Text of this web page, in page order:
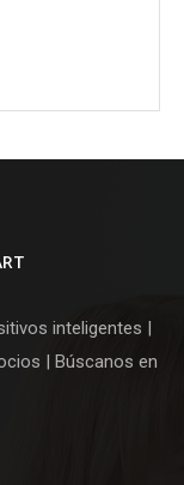
inteligentes |
| Búscanos en